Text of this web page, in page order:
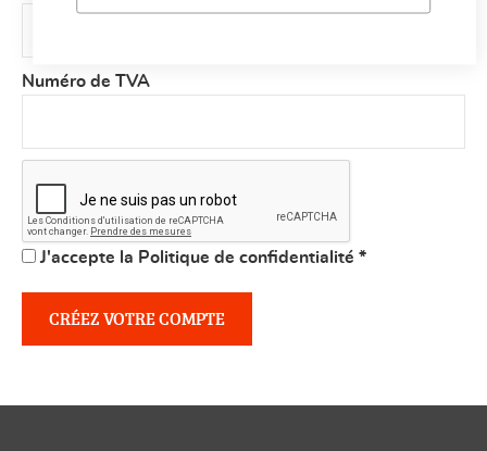
Numéro de TVA
J'accepte la Politique de confidentialité *